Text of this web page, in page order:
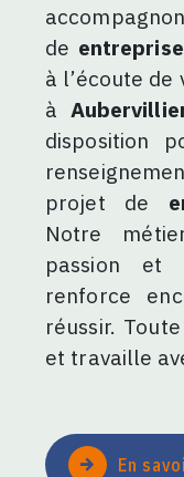
de
à l’écoute de
à
disposition
projet de
Notre
passion et
renforce
réussir.
et travaille
En